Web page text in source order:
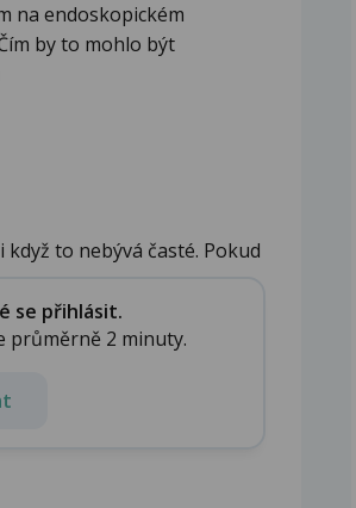
na endoskopickém
by to mohlo být
to nebývá časté. Pokud
se přihlásit.
průměrně 2 minuty.